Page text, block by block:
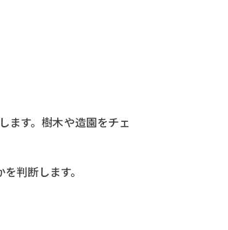
ます。樹木や造園をチェ
判断します。